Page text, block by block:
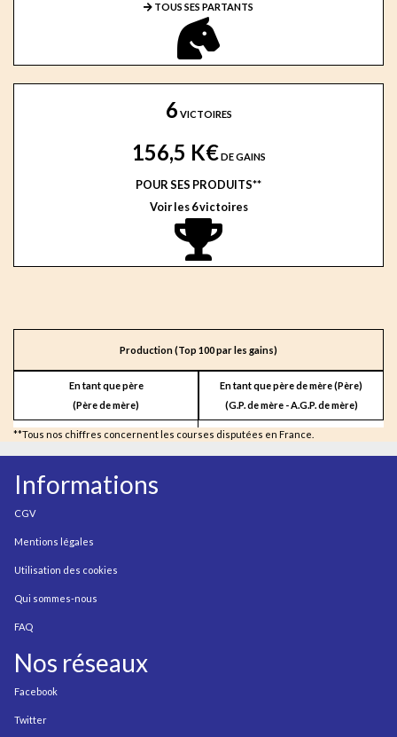
TOUS SES PARTANTS
6 VICTOIRES
156,5 K€DE GAINS
POUR SES PRODUITS**
Voir les 6 victoires
Production (Top 100 par les gains)
En tant que père
(Père de mère)
En tant que père de mère (Père)
(G.P. de mère - A.G.P. de mère)
**Tous nos chiffres concernent les courses disputées en France.
Informations
CGV
Mentions légales
Utilisation des cookies
Qui sommes-nous
FAQ
Nos réseaux
Facebook
Twitter